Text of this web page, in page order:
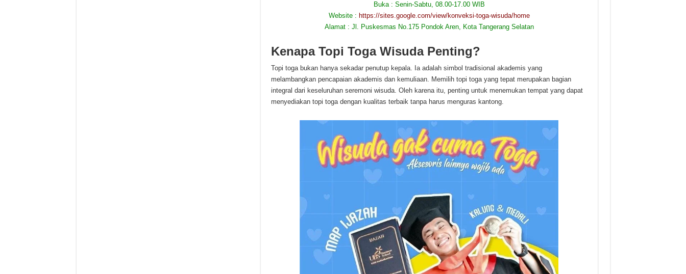
Buka : Senin-Sabtu, 08.00-17.00 WIB
Website : https://sites.google.com/view/konveksi-toga-wisuda/home
Alamat : Jl. Puskesmas No.175 Pondok Aren, Kota Tangerang Selatan
Kenapa Topi Toga Wisuda Penting?
Topi toga bukan hanya sekadar penutup kepala. Ia adalah simbol tradisional akademis yang
melambangkan pencapaian akademis dan kemuliaan. Memilih topi toga yang tepat merupakan bagian
integral dari keseluruhan seremoni wisuda. Oleh karena itu, penting untuk menemukan tempat yang dapat
menyediakan topi toga dengan kualitas terbaik tanpa harus menguras kantong.